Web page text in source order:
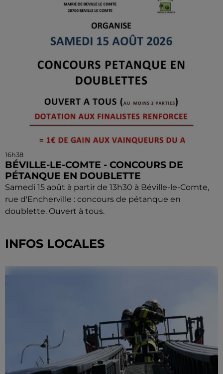
16h38
BÉVILLE-LE-COMTE - CONCOURS DE
PÉTANQUE EN DOUBLETTE
Samedi 15 août à partir de 13h30 à Béville-le-Comte,
rue d'Encherville : concours de pétanque en
doublette. Ouvert à tous.
INFOS LOCALES